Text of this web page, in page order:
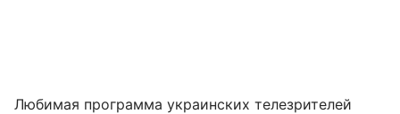
Любимая программа украинских телезрителей